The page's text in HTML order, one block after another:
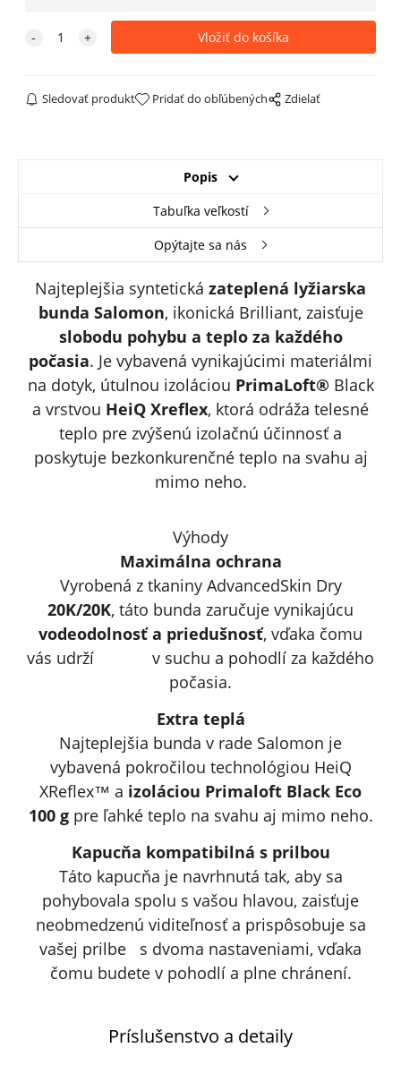
Sledovať produkt Pridať do obľúbených Zdielať
Popis
Tabuľka veľkostí
Opýtajte sa nás
Najteplejšia syntetická zateplená lyžiarska
bunda Salomon, ikonická Brilliant, zaisťuje
slobodu pohybu a teplo za každého
počasia. Je vybavená vynikajúcimi materiálmi
na dotyk, útulnou izoláciou PrimaLoft® Black
a vrstvou HeiQ Xreflex, ktorá odráža telesné
teplo pre zvýšenú izolačnú účinnosť a
poskytuje bezkonkurenčné teplo na svahu aj
mimo neho.
Výhody
Maximálna ochrana
Vyrobená z tkaniny AdvancedSkin Dry
20K/20K, táto bunda zaručuje vynikajúcu
vodeodolnosť a priedušnosť, vďaka čomu
vás udrží v suchu a pohodlí za každého
počasia.
Extra teplá
Najteplejšia bunda v rade Salomon je
vybavená pokročilou technológiou HeiQ
XReflex™ a izoláciou Primaloft Black Eco
100 gpre ľahké teplo na svahu aj mimo neho.
Kapucňa kompatibilná s prilbou
Táto kapucňa je navrhnutá tak, aby sa
pohybovala spolu s vašou hlavou, zaisťuje
neobmedzenú viditeľnosť a prispôsobuje sa
vašej prilbe s dvoma nastaveniami, vďaka
čomu budete v pohodlí a plne chránení.
Príslušenstvo a detaily